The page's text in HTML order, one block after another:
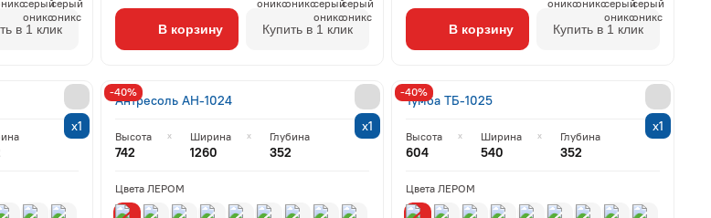
в 1 клик В корзину Купить в 1 клик В корзину Купить в 1 клик
х1
Антресоль АН-1024
Высота
742
Ширина
1260
Глубина
352
Цвета ЛЕРОМ
-40%
х1
Тумба ТБ-1025
Высота
604
Ширина
540
Глубина
352
Цвета ЛЕРОМ
-40%
х1